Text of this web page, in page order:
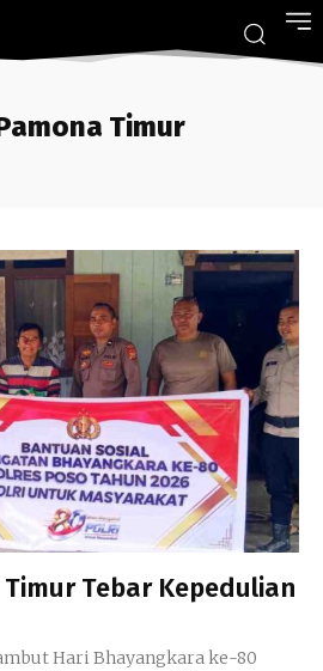
Timur
Tebar Kepedulian
Hari Bhayangkara ke-80